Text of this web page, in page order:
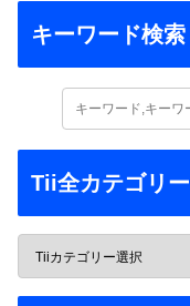
キーワード検索
Tii全カテゴリー